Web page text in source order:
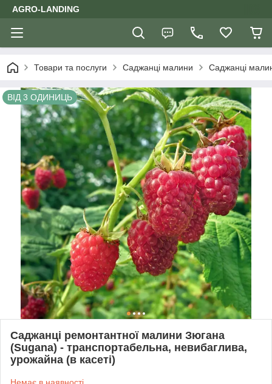
AGRO-LANDING
Товари та послуги Саджанці малини Саджанці
ВІД 3 ОДИНИЦЬ
Саджанці ремонтантної малини Зюгана
(Sugana) - транспортабельна, невибаглива,
урожайна (в касеті)
Немає в наявності